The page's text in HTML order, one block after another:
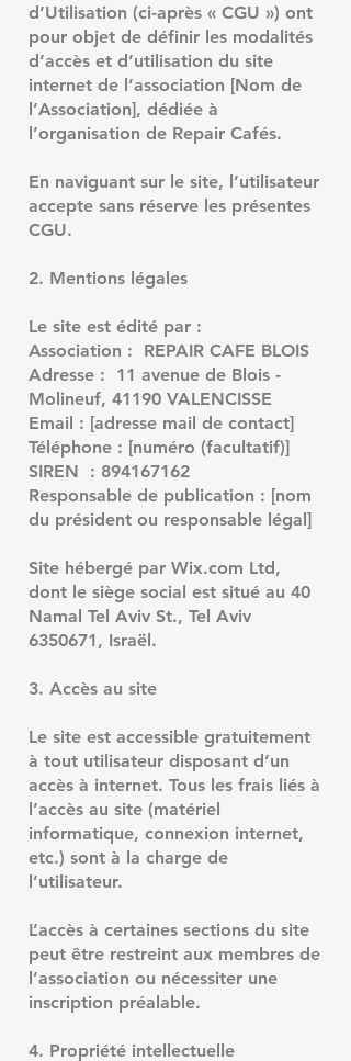
d’Utilisation (ci-après « CGU ») ont
pour objet de définir les modalités
d’accès et d’utilisation du site
internet de l’association [Nom de
l’Association], dédiée à
l’organisation de Repair Cafés.
En naviguant sur le site, l’utilisateur
accepte sans réserve les présentes
CGU.
2. Mentions légales
Le site est édité par :
Association : REPAIR CAFE BLOIS
Adresse : 11 avenue de Blois -
Molineuf, 41190 VALENCISSE
Email : [adresse mail de contact]
Téléphone : [numéro (facultatif)]
SIREN : 894167162
Responsable de publication : [nom
du président ou responsable légal]
Site hébergé par Wix.com Ltd,
dont le siège social est situé au 40
Namal Tel Aviv St., Tel Aviv
6350671, Israël.
3. Accès au site
Le site est accessible gratuitement
à tout utilisateur disposant d’un
accès à internet. Tous les frais liés à
l’accès au site (matériel
informatique, connexion internet,
etc.) sont à la charge de
l’utilisateur.
L’accès à certaines sections du site
peut être restreint aux membres de
l’association ou nécessiter une
inscription préalable.
4. Propriété intellectuelle